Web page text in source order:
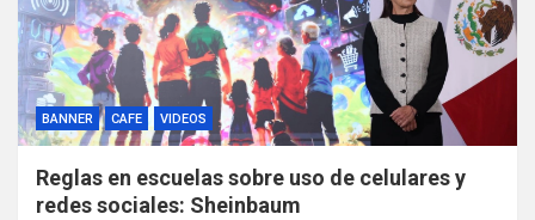
BANNER CAFE VIDEOS
Reglas en escuelas sobre uso de celulares y
redes sociales: Sheinbaum